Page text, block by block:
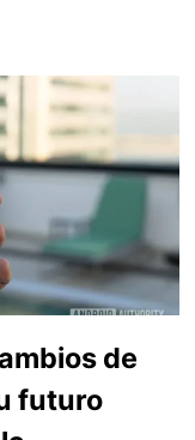
de
futuro